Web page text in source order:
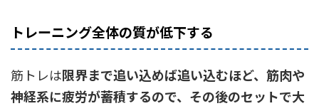
トレーニング全体の質が低下する
筋トレは限界まで追い込めば追い込むほど、筋肉や
神経系に疲労が蓄積するので、その後のセットで大